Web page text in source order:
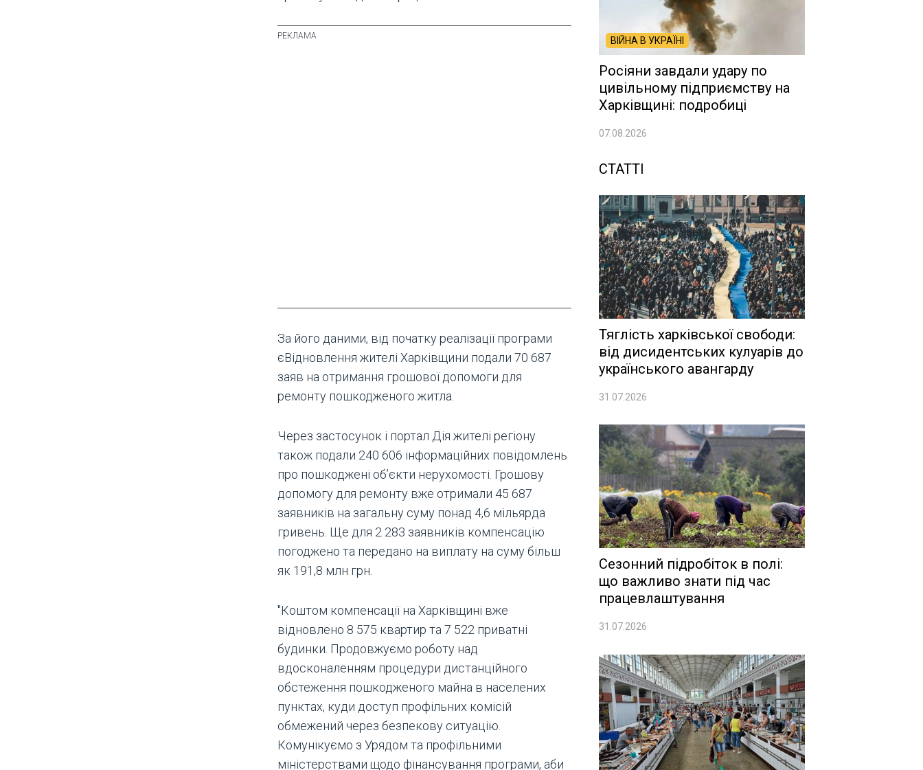
За його даними, від початку реалізації програми
єВідновлення жителі Харківщини подали 70 687
заяв на отримання грошової допомоги для
ремонту пошкодженого житла.
Через застосунок і портал Дія жителі регіону
також подали 240 606 інформаційних повідомлень
про пошкоджені об’єкти нерухомості. Грошову
допомогу для ремонту вже отримали 45 687
заявників на загальну суму понад 4,6 мільярда
гривень. Ще для 2 283 заявників компенсацію
погоджено та передано на виплату на суму більш
як 191,8 млн грн.
"Коштом компенсації на Харківщині вже
відновлено 8 575 квартир та 7 522 приватні
будинки. Продовжуємо роботу над
вдосконаленням процедури дистанційного
обстеження пошкодженого майна в населених
пунктах, куди доступ профільних комісій
обмежений через безпекову ситуацію.
Комунікуємо з Урядом та профільними
міністерствами щодо фінансування програми, аби
ВІЙНА В УКРАЇНІ
Росіяни завдали удару по
цивільному підприємству на
Харківщині: подробиці
07.08.2026
СТАТТІ
Тяглість харківської свободи:
від дисидентських кулуарів до
українського авангарду
31.07.2026
Сезонний підробіток в полі:
що важливо знати під час
працевлаштування
31.07.2026